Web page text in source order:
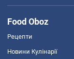
Food Oboz
Рецепти
Новини Кулінарії